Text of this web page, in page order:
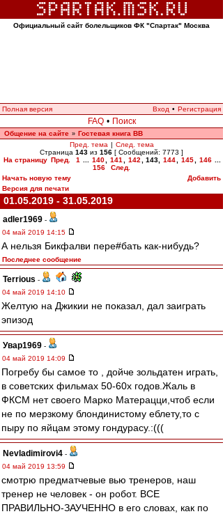
Официальный сайт болельщиков ФК "Спартак" Москва
Полная версия Вход • Регистрация
FAQ • Поиск
Общение на сайте » Гостевая книга ВВ
Пред. тема | След. тема
Страница 143 из 156 [ Сообщений: 7773 ]
На страницу Пред. 1 140 141 142 143, 144 145 146
156
След.
Начать новую тему
Добавить
Версия для печати
01.05.2019 - 31.05.2019
adler1969 -
04 май 2019 14:15
А нельзя Бикфалви пере#бать как-нибудь?
Последнее сообщение
Terrious -
04 май 2019 14:10
Желтую на Джикии не показал, дал заиграть
эпизод
Увар1969 -
04 май 2019 14:09
Погребу бы самое то , дойче зольдатен играть,
в советских фильмах 50-60х годов.Жаль в
ФКСМ нет своего Марко Матерацци,чтоб если
не по мерзкому блондинистому еблету,то с
пыру по яйцам этому гондурасу.:(((
Nevladimirovi4 -
04 май 2019 13:59
смотрю предматчевые вью тренеров, наш
тренер не человек - он робот. ВСЕ
ПРАВИЛЬНО-ЗАУЧЕННО в его словах, как по